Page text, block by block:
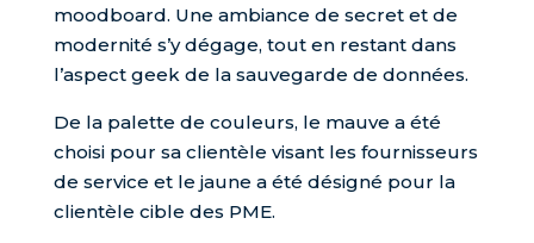
moodboard. Une ambiance de secret et de
modernité s’y dégage, tout en restant dans
l’aspect geek de la sauvegarde de données.
De la palette de couleurs, le mauve a été
choisi pour sa clientèle visant les fournisseurs
de service et le jaune a été désigné pour la
clientèle cible des PME.